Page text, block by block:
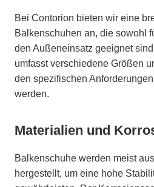
Bei Contorion bieten wir eine
Balkenschuhen an, die sowohl
den Außeneinsatz geeignet
umfasst verschiedene Größen
den spezifischen
werden.
Materialien und
Balkenschuhe werden meist
hergestellt, um eine hohe